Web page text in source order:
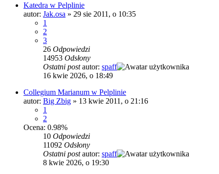
Katedra w Pelplinie
autor: Jak.osa » 29 sie 2011, o 10:35
1
2
3
26 Odpowiedzi
14953 Odsłony
Ostatni postautor: spaff
16 kwie 2026, o 18:49
Collegium Marianum w Pelplinie
autor: Big Zbig » 13 kwie 2011, o 21:16
1
2
Ocena: 0.98%
10 Odpowiedzi
11092 Odsłony
Ostatni postautor: spaff
8 kwie 2026, o 19:30